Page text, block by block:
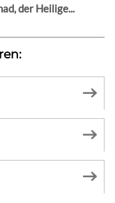
der Heilige...